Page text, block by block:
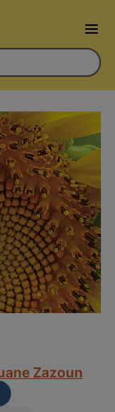
Zazoun